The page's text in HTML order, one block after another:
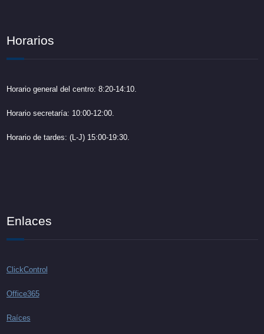
Horarios
Horario general del centro: 8:20-14:10.
Horario secretaría: 10:00-12:00.
Horario de tardes: (L-J) 15:00-19:30.
Enlaces
ClickControl
Office365
Raíces